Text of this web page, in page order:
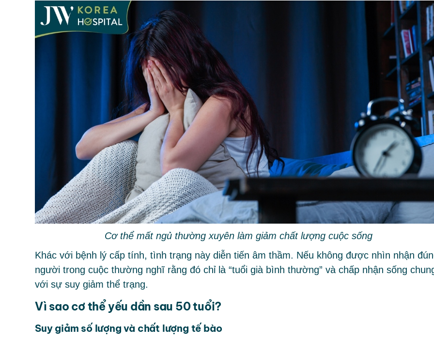
Cơ thể mất ngủ thường xuyên làm giảm chất lượng cuộc sống
Khác với bệnh lý cấp tính, tình trạng này diễn tiến âm thầm. Nếu không được nhìn nhận
người trong cuộc thường nghĩ rằng đó chỉ là “tuổi già bình thường” và chấp nhận sống
với sự suy giảm thể trạng.
Vì sao cơ thể yếu dần sau 50 tuổi?
Suy giảm số lượng và chất lượng tế bào